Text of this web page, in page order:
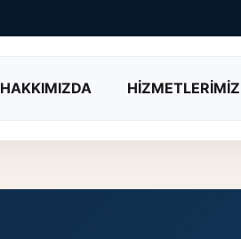
HAKKIMIZDA HİZMETLERİMİZ